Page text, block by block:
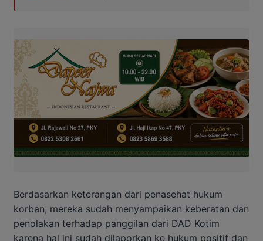
Berdasarkan keterangan dari penasehat hukum
korban, mereka sudah menyampaikan keberatan dan
penolakan terhadap panggilan dari DAD Kotim
karena hal ini sudah dilaporkan ke hukum positif dan